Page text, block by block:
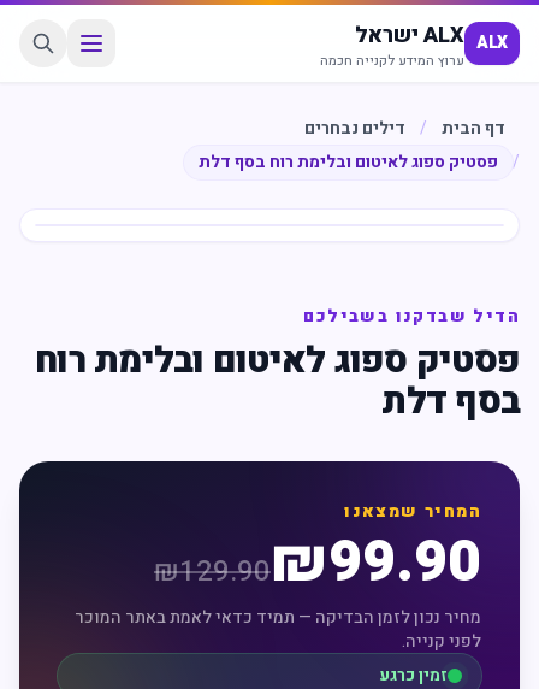
ALX ALX ישראל
ערוץ המידע לקנייה חכמה
דף הבית /
דילים נבחרים
/
פסטיק ספוג לאיטום ובלימת רוח בסף דלת
הדיל שבדקנו בשבילכם
פסטיק ספוג לאיטום ובלימת רוח
בסף דלת
המחיר שמצאנו
₪99.90
₪129.90
מחיר נכון לזמן הבדיקה — תמיד כדאי לאמת באתר המוכר
לפני קנייה.
זמין כרגע